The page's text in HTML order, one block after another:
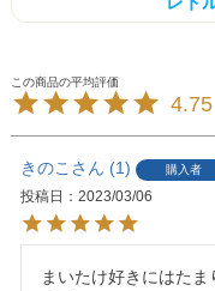
4.75
きのこ 1 購入者
投稿日
2023/03/06
まいたけ好きにはた